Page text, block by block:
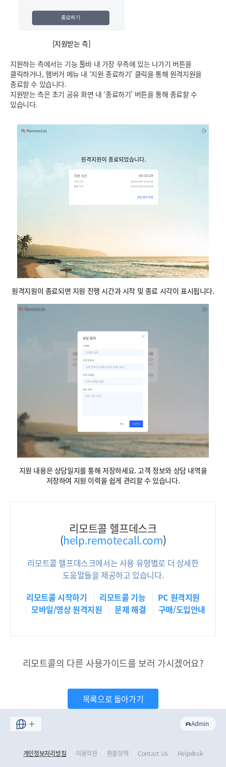
[지원받는 측]
지원하는 측에서는 기능 툴바 내 가장 우측에 있는 나가기 버튼을
클릭하거나, 햄버거 메뉴 내 ‘지원 종료하기' 클릭을 통해 원격지원을
종료할 수 있습니다.
지원받는 측은 초기 공유 화면 내 ‘종료하기' 버튼을 통해 종료할 수
있습니다.
원격지원이 종료되면 지원 진행 시간과 시작 및 종료 시각이 표시됩니다.
지원 내용은 상담일지를 통해 저장하세요. 고객 정보와 상담 내역을
저장하여 지원 이력을 쉽게 관리할 수 있습니다.
리모트콜 헬프데스크
(help.remotecall.com)
리모트콜 헬프데스크에서는 사용 유형별로 더 상세한
도움말들을 제공하고 있습니다.
리모트콜 시작하기
리모트콜 기능
PC 원격지원
모바일/영상 원격지원
문제 해결 구매/도입안내
리모트콜의 다른 사용가이드를 보러 가시겠어요?
목록으로 돌아가기
Admin
개인정보처리방침 이용약관 환불정책 Contact Us Helpdesk